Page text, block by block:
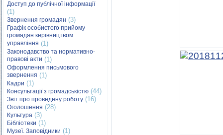
Доступ до публічної інформації
(1)
Звернення громадян (3)
Графік особистого прийому
громадян керівництвом
управління (1)
Законодавство та нормативно-
правові акти (1)
Оформлення письмового
звернення (1)
Кадри (1)
Консультації з громадськістю (44)
Звіт про проведену роботу (16)
Оголошення (28)
Культура (3)
Бібліотеки (1)
Музеї. Заповідники (1)